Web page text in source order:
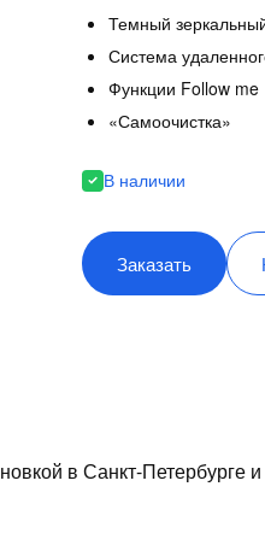
Темный
Система
Функции Follow me
«Самоочистка»
В наличии
Заказать
в Санкт-Петербурге и